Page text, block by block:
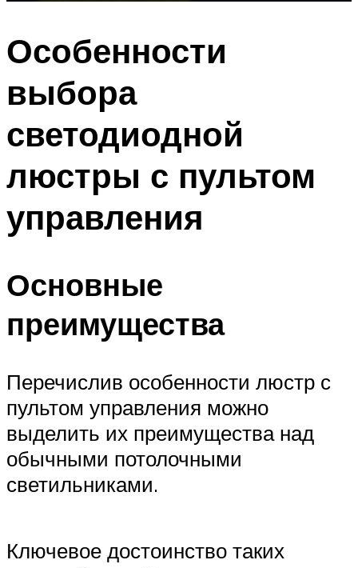
Меню
Особенности
выбора
светодиодной
люстры с пультом
управления
Основные
преимущества
Перечислив особенности люстр с
пультом управления можно
выделить их преимущества над
обычными потолочными
светильниками.
Ключевое достоинство таких